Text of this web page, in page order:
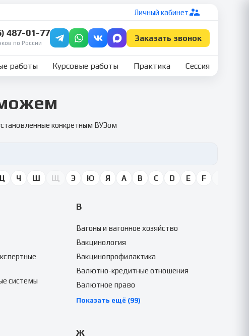
Личный кабинет
487-01-77
по России
Заказать звонок
работы Курсовые работы Практика Сессия
конкретным ВУЗом
Ц Ч Ш Щ Э Ю Я A B C D E F
системы
В
Вагоны и вагонное хозяйство
Вакцинология
Вакцинопрофилактика
Валютно-кредитные отношения
Валютное право
Показать ещё (99)
Ж